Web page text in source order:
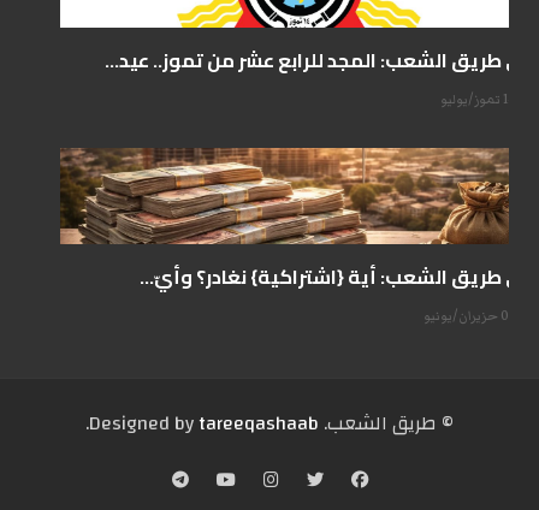
على طريق الشعب: المجد للرابع عشر من تموز.. عيد...
14 تموز/يوليو
على طريق الشعب: أية {اشتراكية} نغادر؟ وأيّ...
07 حزيران/يونيو
© طریق الشعب. Designed by tareeqashaab
.